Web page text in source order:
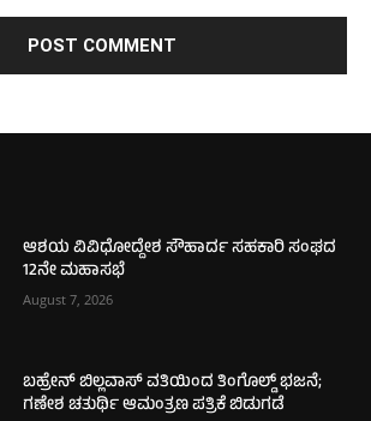
ಆಶಯ ವಿವಿಧೋದ್ದೇಶ ಸೌಹಾರ್ದ ಸಹಕಾರಿ ಸಂಘದ
12ನೇ ಮಹಾಸಭೆ
August 7, 2026
ಬಹ್ರೇನ್ ಬಿಲ್ಲವಾಸ್ ವತಿಯಿಂದ ತಿಂಗೊಲ್ಡ್ ಭಜನೆ;
ಗಣೇಶ ಚತುರ್ಥಿ ಆಮಂತ್ರಣ ಪತ್ರಿಕೆ ಬಿಡುಗಡೆ